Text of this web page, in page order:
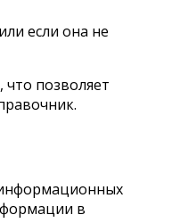
если она не
позволяет
в